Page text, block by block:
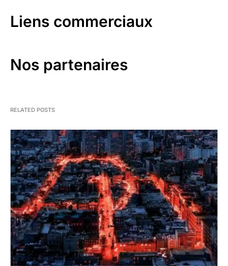
Liens commerciaux
Nos partenaires
RELATED POSTS